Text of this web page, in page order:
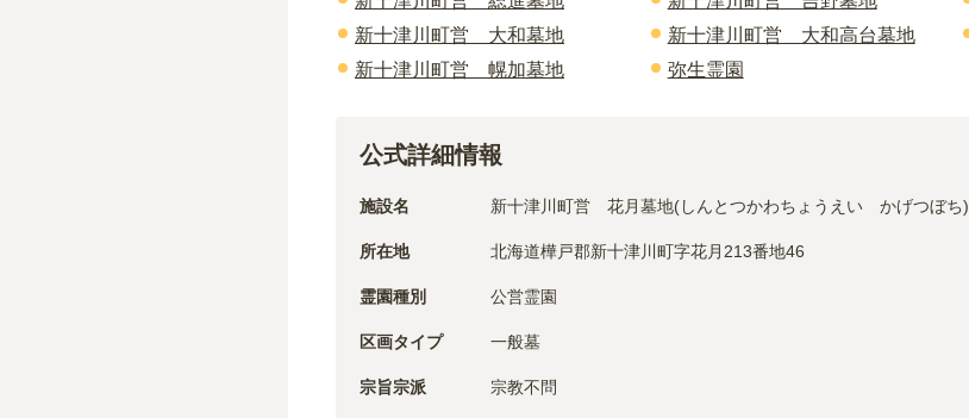
新十津川町営 大和墓地
新十津川町営 大和高台墓地
新十津川町営 幌加墓地
弥生霊園
公式詳細情報
施設名 新十津川町営　花月墓地(しんとつかわちょうえい　かげつぼち)
所在地 北海道樺戸郡新十津川町字花月213番地46
霊園種別 公営霊園
区画タイプ 一般墓
宗旨宗派 宗教不問